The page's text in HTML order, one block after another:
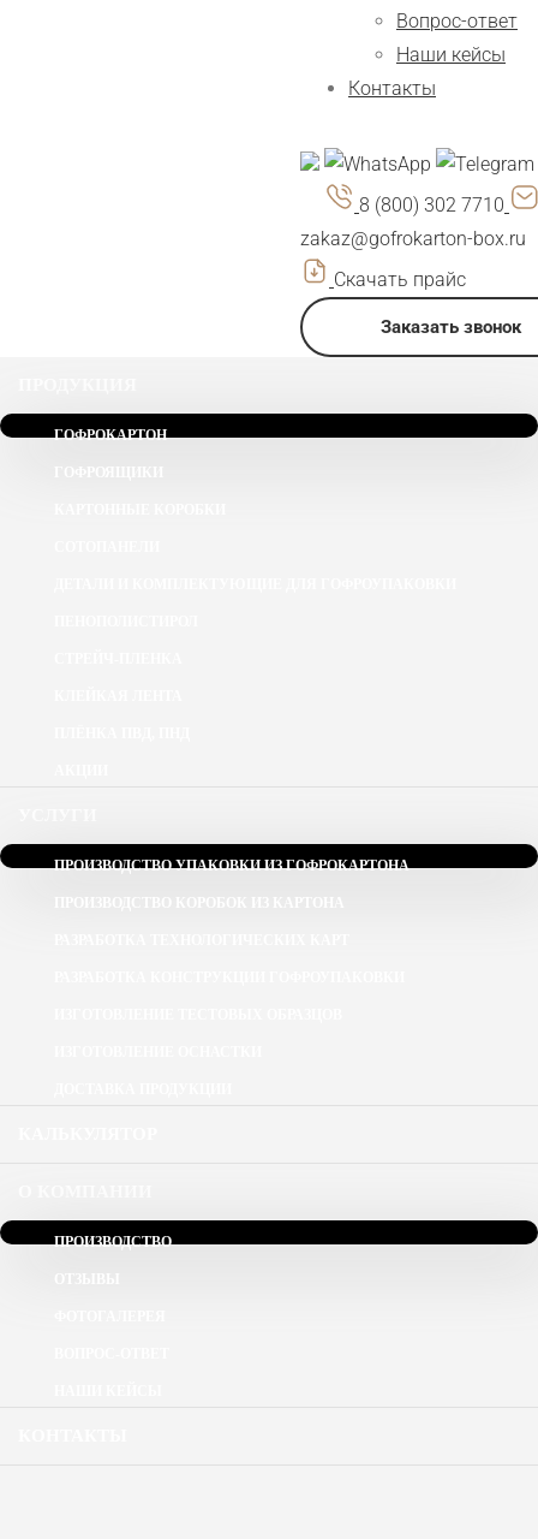
Вопрос-ответ
Наши кейсы
Контакты
8 (800) 302 7710
zakaz@gofrokarton-box.ru
Скачать прайс
Заказать звонок
ГОФРОКАРТОН
ПРОИЗВОДСТВО УПАКОВКИ ИЗ ГОФРОКАРТОНА
ПРОИЗВОДСТВО